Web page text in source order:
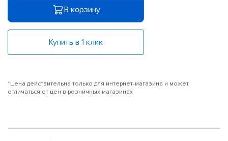
В корзину
Купить в 1 клик
*Цена действительна только для интернет-магазина и может
отличаться от цен в розничных магазинах